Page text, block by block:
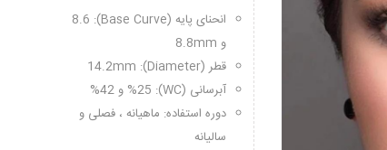
انحنای پایه (Base Curve): 8.6
و 8.8mm
قطر (Diameter): 14.2mm
آبرسانی (WC): %25 و 42%
دوره استفاده: ماهیانه ، فصلی و
سالیانه